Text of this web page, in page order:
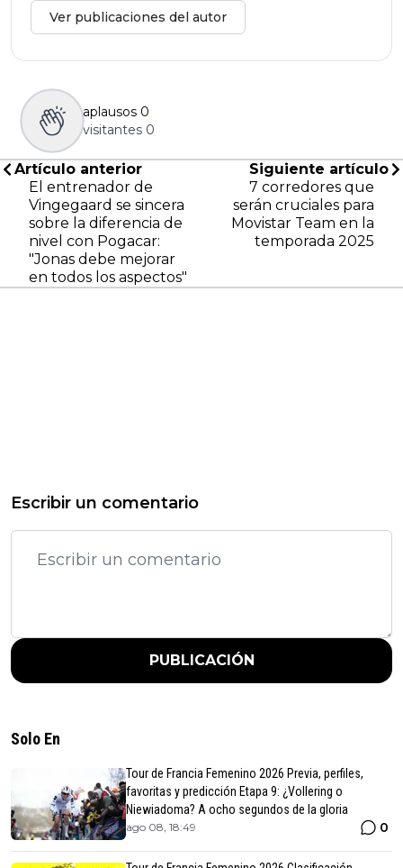
Ver publicaciones del autor
aplausos 0
visitantes 0
Artículo anterior
El entrenador de
Vingegaard se sincera
sobre la diferencia de
nivel con Pogacar:
"Jonas debe mejorar
en todos los aspectos"
Siguiente artículo
7 corredores que
serán cruciales para
Movistar Team en la
temporada 2025
Escribir un comentario
PUBLICACIÓN
Solo En
Tour de Francia Femenino 2026 Previa, perfiles,
favoritas y predicción Etapa 9: ¿Vollering o
Niewiadoma? A ocho segundos de la gloria
ago 08, 18:49 0